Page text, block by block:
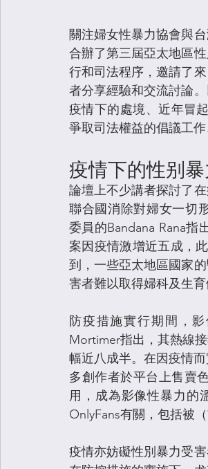
關注婦女性暴力協會與
合辦了第三屆亞太地區
行和司法程序，邀請了
者分享經驗和交流討論
疫情下的處境、近年冒
爭取司法權益的倡議工
疫情下的性别
論壇上不少講者探討了
聯合國消除對婦女一切
委員的Bandana Rana
案因疫情激增近五成，
到，一些亞太地區國家
害者難以取得婦科及生育
防疫措施實行期間，
Mortimer指出，其熱線
幅近八成半。在因疫情
多創作者於平台上售賣
用，成為影像性暴力的
OnlyFans有關，包括被
疫情亦妨礙性別暴力受